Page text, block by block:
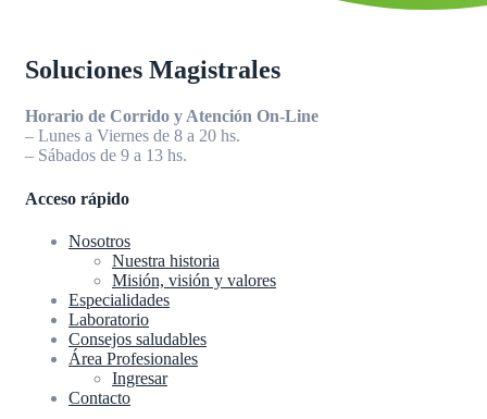
Soluciones Magistrales
Horario de Corrido y Atención On-Line
– Lunes a Viernes de 8 a 20 hs.
– Sábados de 9 a 13 hs.
Acceso rápido
Nosotros
Nuestra historia
Misión, visión y valores
Especialidades
Laboratorio
Consejos saludables
Área Profesionales
Ingresar
Contacto